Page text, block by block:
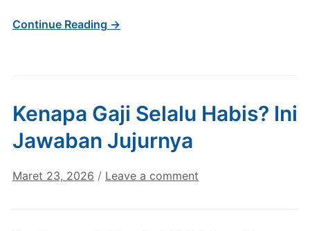
Continue Reading →
Kenapa Gaji Selalu Habis? Ini
Jawaban Jujurnya
Maret 23, 2026 / Leave a comment